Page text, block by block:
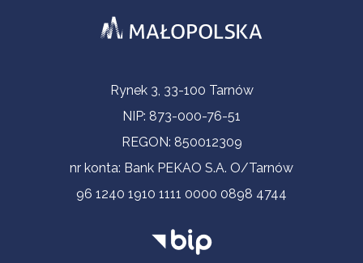
Informacje kontaktoweRynek 3, 33-100 Tarnów
NIP: 873-000-76-51
REGON: 850012309
nr konta: Bank PEKAO S.A. O/Tarnów
96 1240 1910 1111 0000 0898 4744